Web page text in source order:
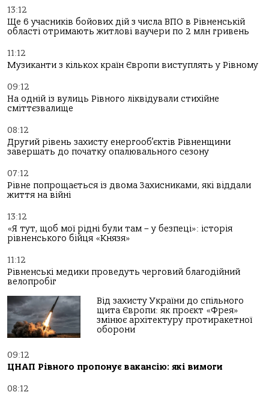
13:12
Ще 6 учасників бойових дій з числа ВПО в Рівненській
області отримають житлові ваучери по 2 млн гривень
11:12
Музиканти з кількох країн Європи виступлять у Рівному
09:12
На одній із вулиць Рівного ліквідували стихійне
сміттєзвалище
08:12
Другий рівень захисту енергооб’єктів Рівненщини
завершать до початку опалювального сезону
07:12
Рівне попрощається із двома Захисниками, які віддали
життя на війні
13:12
«Я тут, щоб мої рідні були там – у безпеці»: історія
рівненського бійця «Князя»
11:12
Рівненські медики проведуть черговий благодійний
велопробіг
Від захисту України до спільного
щита Європи: як проєкт «Фрея»
змінює архітектуру протиракетної
оборони
09:12
ЦНАП Рівного пропонує вакансію: які вимоги
08:12